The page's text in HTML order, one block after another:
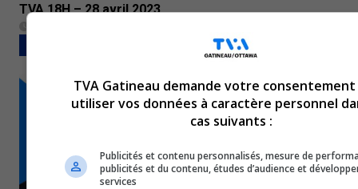
TVA 18H – 28 avril 2023
TVA Gatineau demande votre
utiliser vos données à caractère personnel
cas suivants :
Publicités et contenu personnalisés, mesure de
publicités et du contenu, études d’audience et
services